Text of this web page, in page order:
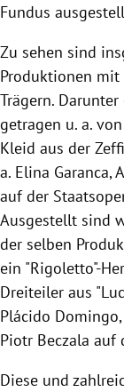
Fundus
Zu sehen sind
Produktionen
Trägern.
getragen u. a.
Kleid aus der
a. Elina Garanca,
auf der
Ausgestellt sind
der selben
ein "Rigoletto"-
Dreiteiler aus
Plácido
Piotr Beczala auf
Diese und